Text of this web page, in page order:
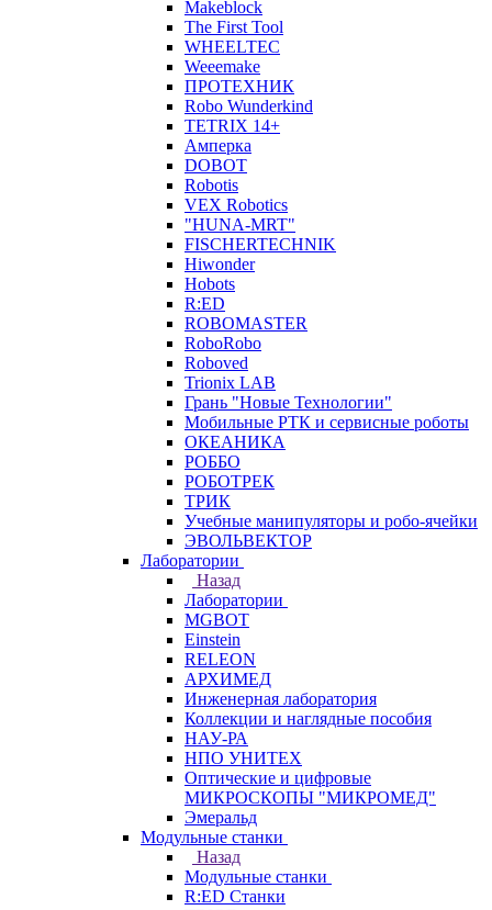
Makeblock
The First Tool
WHEELTEC
Weeemake
ПРОТЕХНИК
Robo Wunderkind
TETRIX 14+
Амперка
DOBOT
Robotis
VEX Robotics
"HUNA-MRT"
FISCHERTECHNIK
Hiwonder
Hobots
R:ED
ROBOMASTER
RoboRobo
Roboved
Trionix LAB
Грань "Новые Технологии"
Мобильные РТК и сервисные роботы
ОКЕАНИКА
РОББО
РОБОТРЕК
ТРИК
Учебные манипуляторы и робо-ячейки
ЭВОЛЬВЕКТОР
Лаборатории
Назад
Лаборатории
MGBOT
Einstein
RELEON
АРХИМЕД
Инженерная лаборатория
Коллекции и наглядные пособия
НАУ-РА
НПО УНИТЕХ
Оптические и цифровые
МИКРОСКОПЫ "МИКРОМЕД"
Эмеральд
Модульные станки
Назад
Модульные станки
R:ED Станки